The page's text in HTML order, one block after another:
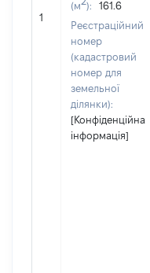
1
(м ):
161.6
Реєстраційний
номер
(кадастровий
номер для
земельної
ділянки):
[Конфіденційна
інформація]